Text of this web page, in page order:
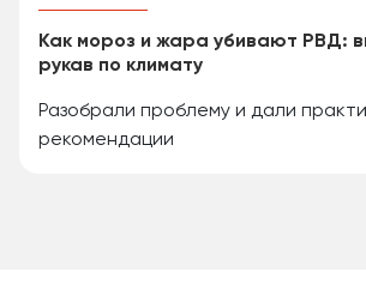
Как мороз и жара убивают РВД:
рукав по климату
Разобрали проблему и дали
рекомендации